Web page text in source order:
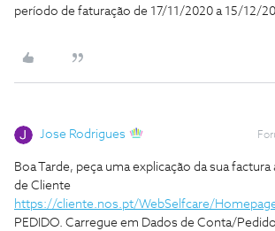
período de faturação de 17/11/2020 a 15/12/
Jose Rodrigues
Boa Tarde, peça uma explicação da sua
de Cliente
https://cliente.nos.pt/WebSelfcare/
PEDIDO. Carregue em Dados de Conta/